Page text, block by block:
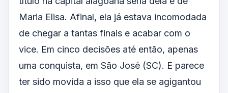
Maria Elisa. Afinal, ela já estava incomodada
de chegar a tantas finais e acabar com o
vice. Em cinco decisões até então, apenas
uma conquista, em São José (SC). E parece
ter sido movida a isso que ela se agigantou